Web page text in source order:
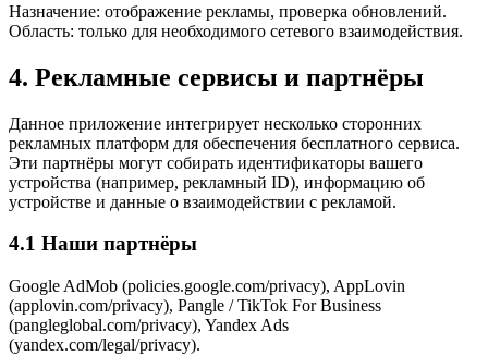
Назначение: отображение рекламы, проверка обновлений.
Область: только для необходимого сетевого взаимодействия.
4. Рекламные сервисы и партнёры
Данное приложение интегрирует несколько сторонних
рекламных платформ для обеспечения бесплатного сервиса.
Эти партнёры могут собирать идентификаторы вашего
устройства (например, рекламный ID), информацию об
устройстве и данные о взаимодействии с рекламой.
4.1 Наши партнёры
Google AdMob (policies.google.com/privacy), AppLovin
(applovin.com/privacy), Pangle / TikTok For Business
(pangleglobal.com/privacy), Yandex Ads
(yandex.com/legal/privacy).